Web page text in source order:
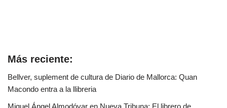
Más reciente:
Bellver, suplement de cultura de Diario de Mallorca: Quan
Macondo entra a la llibreria
Miguel Ángel Almodóvar en Nueva Tribuna: El librero de